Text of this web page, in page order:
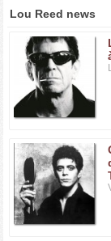
Lou Reed news